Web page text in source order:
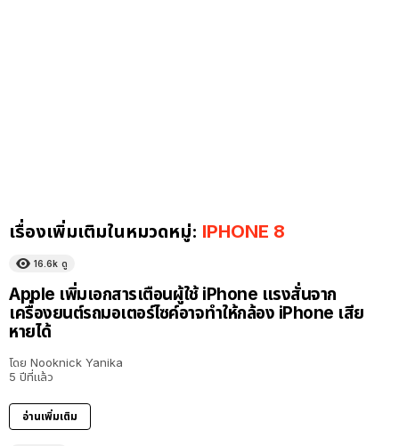
เรื่องเพิ่มเติมในหมวดหมู่: IPHONE 8
16.6k ดู
Apple เพิ่มเอกสารเตือนผู้ใช้ iPhone แรงสั่นจาก
เครื่องยนต์รถมอเตอร์ไซค์อาจทำให้กล้อง iPhone เสีย
หายได้
โดย Nooknick Yanika
5 ปีที่แล้ว
อ่านเพิ่มเติม